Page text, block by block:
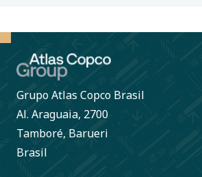
Grupo Atlas Copco Brasil
Al. Araguaia, 2700
Tamboré, Barueri
Brasil